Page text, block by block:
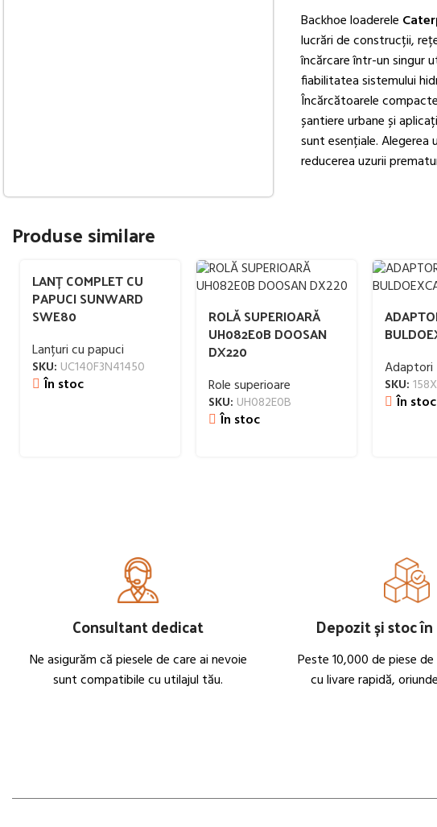
Backhoe loaderele
lucrări de construcții,
încărcare într-un singur
fiabilitatea sistemului
Încărcătoarele compacte
șantiere urbane și
sunt esențiale.
reducerea uzurii
Produse similare
LANȚ COMPLET CU
PAPUCI SUNWARD
SWE80
Lanțuri cu papuci
SKU: UC140F3N41450
În stoc
ROLĂ SUPERIOARĂ
UH082E0B DOOSAN
DX220
Role superioare
SKU: UH082E0B
În stoc
Adaptori
SKU:
În stoc
Consultant dedicat
Ne asigurăm că piesele de care ai nevoie
sunt compatibile cu utilajul tău.
Depozit și stoc
Peste 10,000 de piese
cu livare rapidă,